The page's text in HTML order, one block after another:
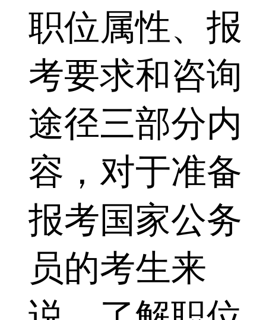
职位属性、报
考要求和咨询
途径三部分内
容，对于准备
报考国家公务
员的考生来